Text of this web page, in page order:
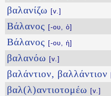
βαλανίζω [v.]
Βάλανος [-ου, ὁ]
Βάλανος [-ου, ἡ]
βαλανόω [v.]
βαλάντιον, βαλλάντιον
βαλ(λ)αντιοτομέω [v.]